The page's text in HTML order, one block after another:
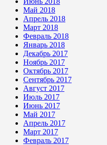
Май 2018
Апрель 2018
Март 2018
Февраль 2018
Январь 2018
Декабрь 2017
Ноябрь 2017
Октябрь 2017
Сентябрь 2017
Август 2017
Июль 2017
Июнь 2017
Май 2017
Апрель 2017
Март 2017
Февраль 2017